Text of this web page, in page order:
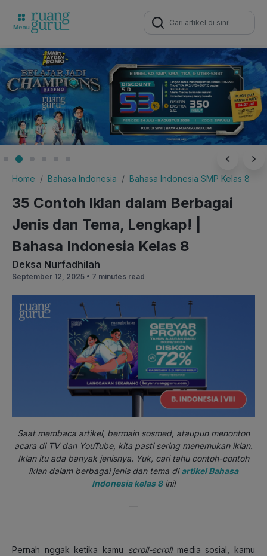
Search
for:
Home Bahasa Indonesia Bahasa Indonesia SMP Kelas 8
35 Contoh Iklan dalam Berbagai
Jenis dan Tema, Lengkap! |
Bahasa Indonesia Kelas 8
Deksa Nurfadhilah
September 12, 2025 • 7 minutes read
Saat membaca artikel, bermain sosmed, ataupun menonton
acara di TV dan YouTube, kita pasti sering menemukan iklan.
Iklan itu ada banyak jenisnya. Yuk, cari tahu contoh-contoh
iklan dalam berbagai jenis dan tema diartikel Bahasa
Indonesia kelas 8ini!
—
Pernah nggak ketika kamu scroll-scrollmedia sosial, kamu